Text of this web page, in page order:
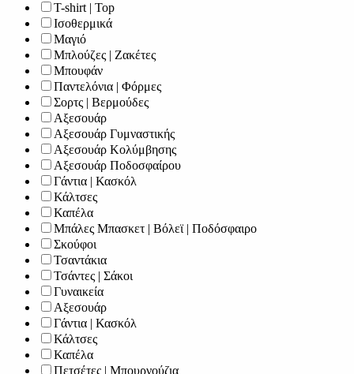
T-shirt | Top
Ισοθερμικά
Μαγιό
Μπλούζες | Ζακέτες
Μπουφάν
Παντελόνια | Φόρμες
Σορτς | Βερμούδες
Αξεσουάρ
Αξεσουάρ Γυμναστικής
Αξεσουάρ Κολύμβησης
Αξεσουάρ Ποδοσφαίρου
Γάντια | Κασκόλ
Κάλτσες
Καπέλα
Μπάλες Μπασκετ | Βόλεϊ | Ποδόσφαιρο
Σκούφοι
Τσαντάκια
Τσάντες | Σάκοι
Γυναικεία
Αξεσουάρ
Γάντια | Κασκόλ
Κάλτσες
Καπέλα
Πετσέτες | Μπουρνούζια